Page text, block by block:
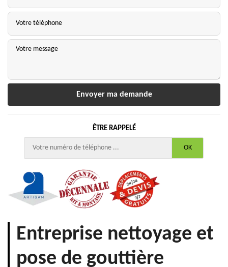
ÊTRE RAPPELÉ
Entreprise nettoyage et
pose de gouttière